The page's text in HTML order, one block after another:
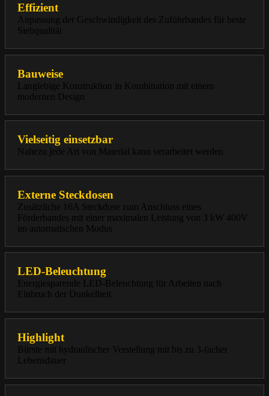
Effizient
Anpassung der Geschwindigkeit des Zuführbandes für beste
Siebqualität
Bauweise
Langlebige Konstruktion in Kombination mit einem
modernen Design
Vielseitig einsetzbar
Nahezu jede Art von Material kann verarbeitet werden
Externe Steckdosen
Zusätzliche 16A Steckdose zum Anschluss eines
Förderbandes mit einer maximalen Leistung von 3 kW 400V
im automatischen Modus
LED-Beleuchtung
Energiesparende LED-Beleuchtung für Arbeiten nach
Einbruch der Dunkelheit
Highlight
Bürste mit hydraulischer Verstellung mit bis zu 3-facher
Lebensdauer